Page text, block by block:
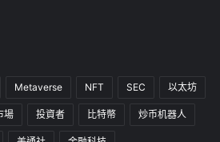
Metaverse NFT SEC 以太坊
場 投資者 比特幣 炒币机器人